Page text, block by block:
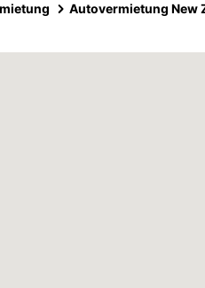
Autovermietung New